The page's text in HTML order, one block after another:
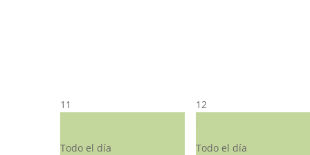
11
Todo el día
12
Todo el día